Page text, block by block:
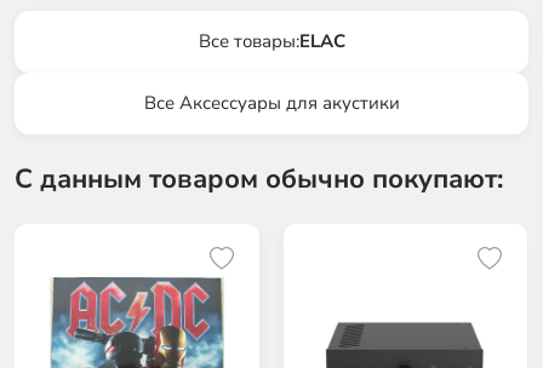
Все товары:ELAC
Все Аксессуары для акустики
С данным товаром обычно покупают: